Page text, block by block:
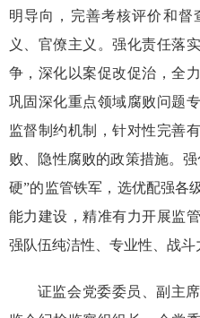
明导向，完善考核评价和督
义、官僚主义。强化责任落
争，深化以案促改促治，全
巩固深化重点领域腐败问题
监督制约机制，针对性完善
败、隐性腐败的政策措施。
硬”的监管铁军，选优配强各
能力建设，精准有力开展监
强队伍纯洁性、专业性、战斗
证监会党委委员、副主